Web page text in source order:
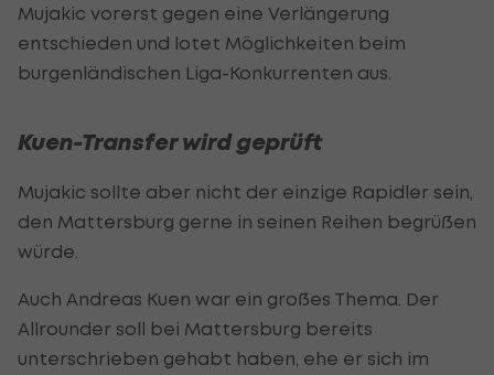
Mujakic vorerst gegen eine Verlängerung
entschieden und lotet Möglichkeiten beim
burgenländischen Liga-Konkurrenten aus.
Kuen-Transfer wird geprüft
Mujakic sollte aber nicht der einzige Rapidler sein,
den Mattersburg gerne in seinen Reihen begrüßen
würde.
Auch Andreas Kuen war ein großes Thema. Der
Allrounder soll bei Mattersburg bereits
unterschrieben gehabt haben, ehe er sich im